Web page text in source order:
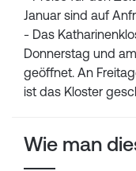
Januar sind auf
- Das
Donnerstag und
geöffnet. An
ist das Kloster
Wie man